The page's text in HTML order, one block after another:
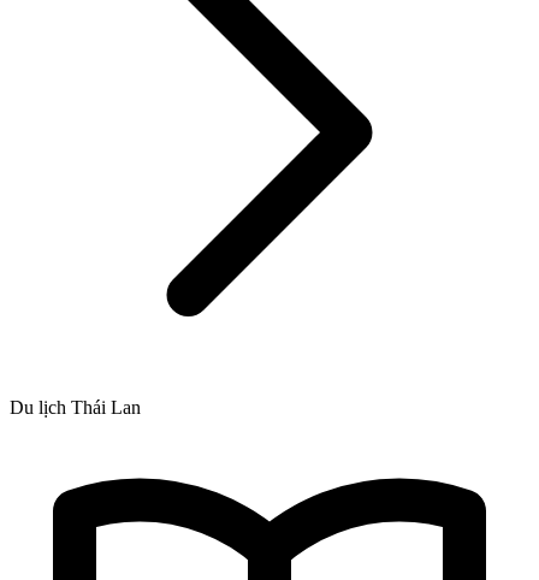
Du lịch Thái Lan